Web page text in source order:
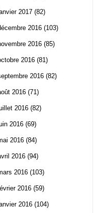
2017 (82)
2016 (103)
2016 (85)
2016 (81)
2016 (82)
2016 (71)
2016 (82)
2016 (69)
2016 (84)
2016 (94)
2016 (103)
2016 (59)
2016 (104)